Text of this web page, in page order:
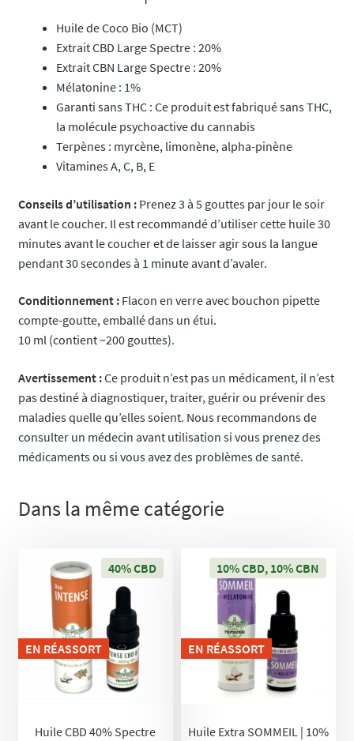
Huile de Coco Bio (MCT)
Extrait CBD Large Spectre : 20%
Extrait CBN Large Spectre : 20%
Mélatonine : 1%
Garanti sans THC : Ce produit est fabriqué sans THC,
la molécule psychoactive du cannabis
Terpènes : myrcène, limonène, alpha-pinène
Vitamines A, C, B, E​​
Conseils d’utilisation :Prenez 3 à 5 gouttes par jour le soir
avant le coucher. Il est recommandé d’utiliser cette huile 30
minutes avant le coucher et de laisser agir sous la langue
pendant 30 secondes à 1 minute avant d’avaler​​.
Conditionnement :Flacon en verre avec bouchon pipette
compte-goutte, emballé dans un étui.
10 ml (contient ~200 gouttes).
Avertissement :Ce produit n’est pas un médicament, il n’est
pas destiné à diagnostiquer, traiter, guérir ou prévenir des
maladies quelle qu’elles soient​. Nous recommandons de
consulter un médecin avant utilisation si vous prenez des
médicaments ou si vous avez des problèmes de santé.
Dans la même catégorie
40% CBD
EN RÉASSORT
Huile CBD 40% Spectre
10% CBD, 10% CBN
EN RÉASSORT
Huile Extra SOMMEIL | 10%